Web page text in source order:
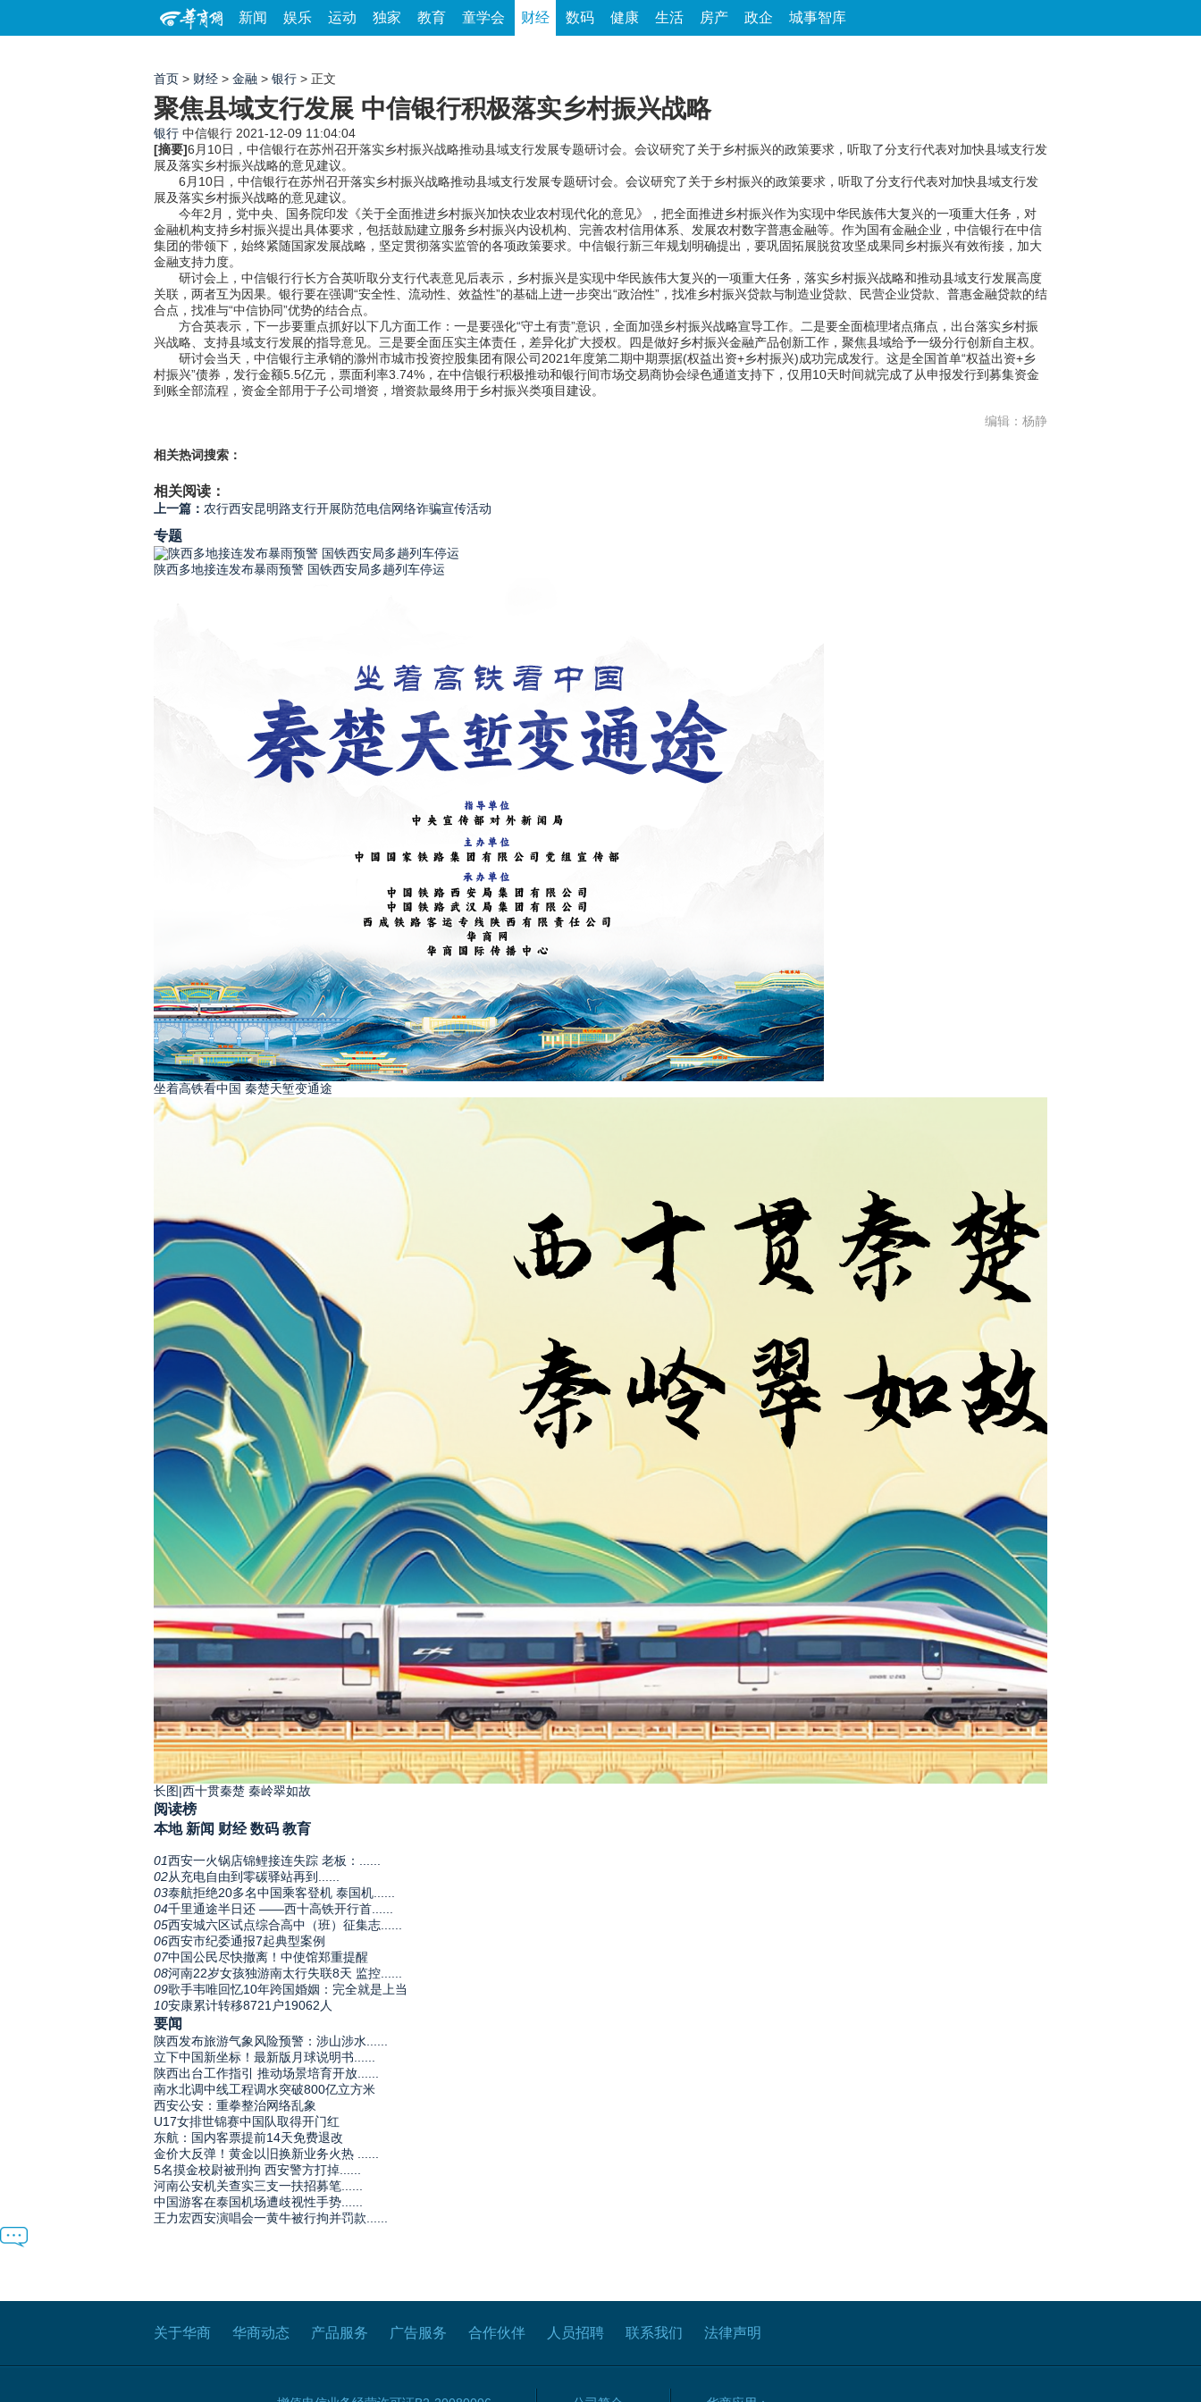
新闻 娱乐 运动 独家 教育 童学会 财经 数码 健康 生活 房产 政企 城事智库
首页 > 财经 > 金融 > 银行 > 正文
聚焦县域支行发展 中信银行积极落实乡村振兴战略
银行 中信银行 2021-12-09 11:04:04
[摘要]6月10日，中信银行在苏州召开落实乡村振兴战略推动县域支行发展专题研讨会。会议研究了关于乡村振兴的政策要求，听取了分支行代表对加快县域支行发
展及落实乡村振兴战略的意见建议。
6月10日，中信银行在苏州召开落实乡村振兴战略推动县域支行发展专题研讨会。会议研究了关于乡村振兴的政策要求，听取了分支行代表对加快县域支行发
展及落实乡村振兴战略的意见建议。
今年2月，党中央、国务院印发《关于全面推进乡村振兴加快农业农村现代化的意见》，把全面推进乡村振兴作为实现中华民族伟大复兴的一项重大任务，对
金融机构支持乡村振兴提出具体要求，包括鼓励建立服务乡村振兴内设机构、完善农村信用体系、发展农村数字普惠金融等。作为国有金融企业，中信银行在中信
集团的带领下，始终紧随国家发展战略，坚定贯彻落实监管的各项政策要求。中信银行新三年规划明确提出，要巩固拓展脱贫攻坚成果同乡村振兴有效衔接，加大
金融支持力度。
研讨会上，中信银行行长方合英听取分支行代表意见后表示，乡村振兴是实现中华民族伟大复兴的一项重大任务，落实乡村振兴战略和推动县域支行发展高度
关联，两者互为因果。银行要在强调“安全性、流动性、效益性”的基础上进一步突出“政治性”，找准乡村振兴贷款与制造业贷款、民营企业贷款、普惠金融贷款的结
合点，找准与“中信协同”优势的结合点。
方合英表示，下一步要重点抓好以下几方面工作：一是要强化“守土有责”意识，全面加强乡村振兴战略宣导工作。二是要全面梳理堵点痛点，出台落实乡村振
兴战略、支持县域支行发展的指导意见。三是要全面压实主体责任，差异化扩大授权。四是做好乡村振兴金融产品创新工作，聚焦县域给予一级分行创新自主权。
研讨会当天，中信银行主承销的滁州市城市投资控股集团有限公司2021年度第二期中期票据(权益出资+乡村振兴)成功完成发行。这是全国首单“权益出资+乡
村振兴”债券，发行金额5.5亿元，票面利率3.74%，在中信银行积极推动和银行间市场交易商协会绿色通道支持下，仅用10天时间就完成了从申报发行到募集资金
到账全部流程，资金全部用于子公司增资，增资款最终用于乡村振兴类项目建设。
编辑：杨静
相关热词搜索：
相关阅读：
上一篇： 农行西安昆明路支行开展防范电信网络诈骗宣传活动
专题
陕西多地接连发布暴雨预警 国铁西安局多趟列车停运
坐着高铁看中国 秦楚天堑变通途
长图|西十贯秦楚 秦岭翠如故
阅读榜
本地 新闻 财经 数码 教育
01西安一火锅店锦鲤接连失踪 老板：......
02从充电自由到零碳驿站再到......
03泰航拒绝20多名中国乘客登机 泰国机......
04千里通途半日还 ——西十高铁开行首......
05西安城六区试点综合高中（班）征集志......
06西安市纪委通报7起典型案例
07中国公民尽快撤离！中使馆郑重提醒
08河南22岁女孩独游南太行失联8天 监控......
09歌手韦唯回忆10年跨国婚姻：完全就是上当
10安康累计转移8721户19062人
要闻
陕西发布旅游气象风险预警：涉山涉水......
立下中国新坐标！最新版月球说明书......
陕西出台工作指引 推动场景培育开放......
南水北调中线工程调水突破800亿立方米
西安公安：重拳整治网络乱象
U17女排世锦赛中国队取得开门红
东航：国内客票提前14天免费退改
金价大反弹！黄金以旧换新业务火热 ......
5名摸金校尉被刑拘 西安警方打掉......
河南公安机关查实三支一扶招募笔......
中国游客在泰国机场遭歧视性手势......
王力宏西安演唱会一黄牛被行拘并罚款......
关于华商 华商动态 产品服务 广告服务 合作伙伴 人员招聘 联系我们 法律声明